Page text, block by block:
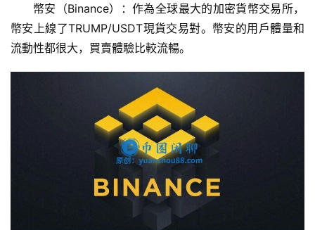
幣安（Binance）：作為全球最大的加密貨幣交易所，
幣安上線了TRUMP/USDT現貨交易對。幣安的用戶體量和
流動性都很大，買賣體驗比較流暢。